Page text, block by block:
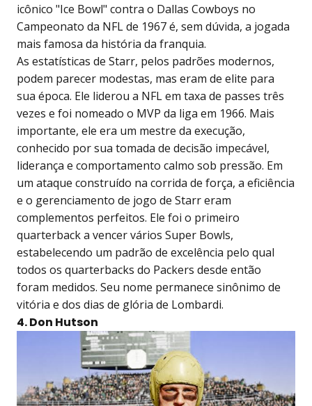
icônico "Ice Bowl" contra o Dallas Cowboys no
Campeonato da NFL de 1967 é, sem dúvida, a jogada
mais famosa da história da franquia.
As estatísticas de Starr, pelos padrões modernos,
podem parecer modestas, mas eram de elite para
sua época. Ele liderou a NFL em taxa de passes três
vezes e foi nomeado o MVP da liga em 1966. Mais
importante, ele era um mestre da execução,
conhecido por sua tomada de decisão impecável,
liderança e comportamento calmo sob pressão. Em
um ataque construído na corrida de força, a eficiência
e o gerenciamento de jogo de Starr eram
complementos perfeitos. Ele foi o primeiro
quarterback a vencer vários Super Bowls,
estabelecendo um padrão de excelência pelo qual
todos os quarterbacks do Packers desde então
foram medidos. Seu nome permanece sinônimo de
vitória e dos dias de glória de Lombardi.
4. Don Hutson